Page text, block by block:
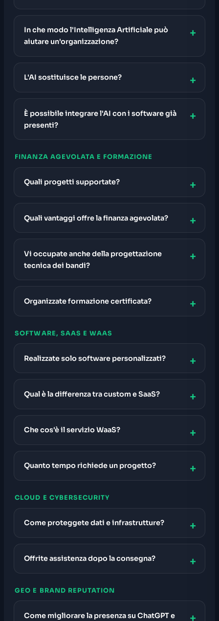
In che modo l'Intelligenza Artificiale può
aiutare un'organizzazione?
L'AI sostituisce le persone?
È possibile integrare l'AI con i software già
presenti?
FINANZA AGEVOLATA E FORMAZIONE
Quali progetti supportate?
Quali vantaggi offre la finanza agevolata?
Vi occupate anche della progettazione
tecnica dei bandi?
Organizzate formazione certificata?
SOFTWARE, SAAS E WAAS
Realizzate solo software personalizzati?
Qual è la differenza tra custom e SaaS?
Che cos'è il servizio WaaS?
Quanto tempo richiede un progetto?
CLOUD E CYBERSECURITY
Come proteggete dati e infrastrutture?
Offrite assistenza dopo la consegna?
GEO E BRAND REPUTATION
Come migliorare la presenza su ChatGPT e